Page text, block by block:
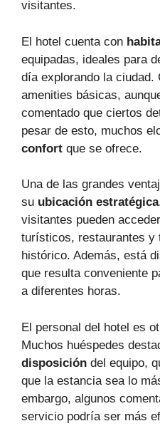
visitantes.
El hotel cuenta con
equipadas, ideales para
día explorando la ciudad.
amenities básicas,
comentado que ciertos
pesar de esto, muchos
confort que se ofrece.
Una de las grandes
su ubicación estratégica
visitantes pueden
turísticos, restaurantes y
histórico. Además, está
que resulta conveniente
a diferentes horas.
El personal del hotel es
Muchos huéspedes
disposición del equipo,
que la estancia sea lo
embargo, algunos
servicio podría ser más